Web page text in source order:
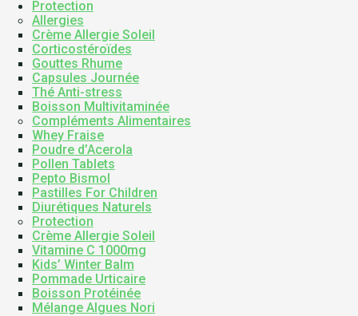
Protection
Allergies
Crème Allergie Soleil
Corticostéroïdes
Gouttes Rhume
Capsules Journée
Thé Anti-stress
Boisson Multivitaminée
Compléments Alimentaires
Whey Fraise
Poudre d’Acerola
Pollen Tablets
Pepto Bismol
Pastilles For Children
Diurétiques Naturels
Protection
Crème Allergie Soleil
Vitamine C 1000mg
Kids’ Winter Balm
Pommade Urticaire
Boisson Protéinée
Mélange Algues Nori